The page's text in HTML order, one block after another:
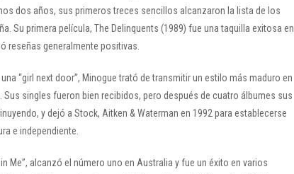
dos años, sus primeros treces sencillos alcanzaron la lista de los
Su primera película, The Delinquents (1989) fue una taquilla exitosa en
reseñas generalmente positivas.
“girl next door”, Minogue trató de transmitir un estilo más maduro en
Sus singles fueron bien recibidos, pero después de cuatro álbumes sus
y dejó a Stock, Aitken & Waterman en 1992 para establecerse
e independiente.
Me”, alcanzó el número uno en Australia y fue un éxito en varios